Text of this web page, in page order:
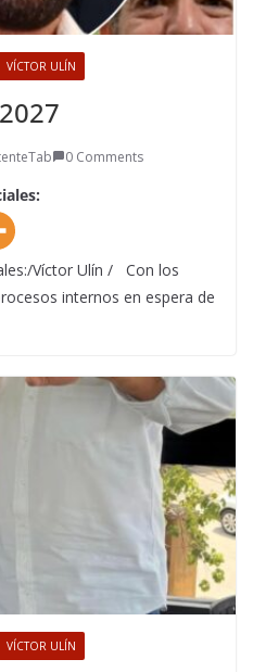
VÍCTOR ULÍN
0 Comments
Víctor Ulín / Con los
internos en espera de
VÍCTOR ULÍN